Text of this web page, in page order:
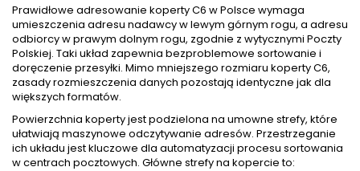
Prawidłowe adresowanie koperty C6 w Polsce wymaga
umieszczenia adresu nadawcy w lewym górnym rogu, a adresu
odbiorcy w prawym dolnym rogu, zgodnie z wytycznymi Poczty
Polskiej. Taki układ zapewnia bezproblemowe sortowanie i
doręczenie przesyłki. Mimo mniejszego rozmiaru koperty C6,
zasady rozmieszczenia danych pozostają identyczne jak dla
większych formatów.
Powierzchnia koperty jest podzielona na umowne strefy, które
ułatwiają maszynowe odczytywanie adresów. Przestrzeganie
ich układu jest kluczowe dla automatyzacji procesu sortowania
w centrach pocztowych. Główne strefy na kopercie to: